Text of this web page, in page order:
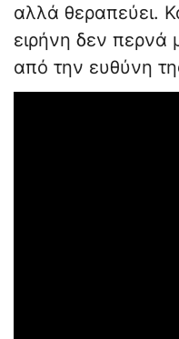
αλλά θεραπεύει.
ειρήνη δεν
από την ευθύνη